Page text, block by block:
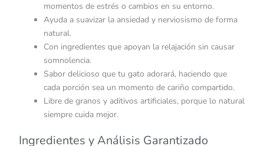
momentos de estrés o cambios en su entorno.
Ayuda a suavizar la ansiedad y nerviosismo de forma
natural.
Con ingredientes que apoyan la relajación sin causar
somnolencia.
Sabor delicioso que tu gato adorará, haciendo que
cada porción sea un momento de cariño compartido.
Libre de granos y aditivos artificiales, porque lo natural
siempre cuida mejor.
Ingredientes y Análisis Garantizado